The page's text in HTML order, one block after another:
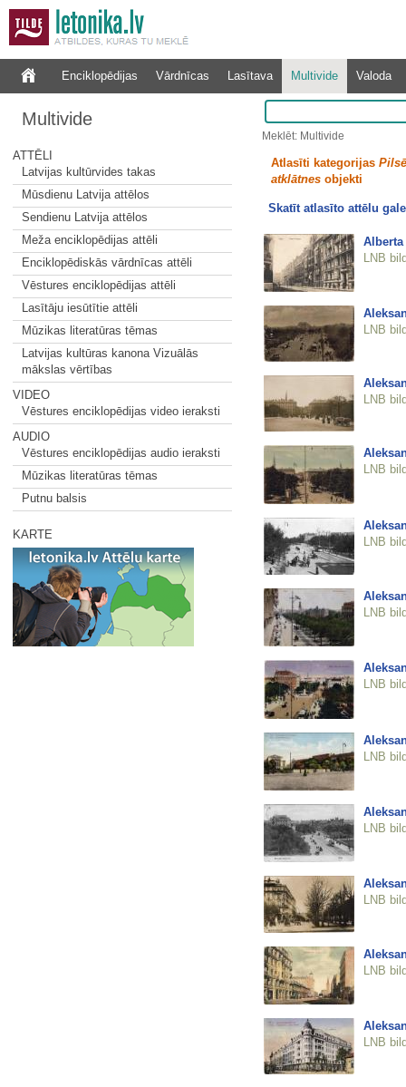
Enciklopēdijas Vārdnīcas Lasītava Multivide Valoda
Multivide
ATTĒLI
Latvijas kultūrvides takas
Mūsdienu Latvija attēlos
Sendienu Latvija attēlos
Meža enciklopēdijas attēli
Enciklopēdiskās vārdnīcas attēli
Vēstures enciklopēdijas attēli
Lasītāju iesūtītie attēli
Mūzikas literatūras tēmas
Latvijas kultūras kanona Vizuālās
mākslas vērtības
VIDEO
Vēstures enciklopēdijas video ieraksti
AUDIO
Vēstures enciklopēdijas audio ieraksti
Mūzikas literatūras tēmas
Putnu balsis
KARTE
Meklēt: Multivide
Atlasīti kategorijas
atklātnesobjekti
Skatīt atlasīto attēlu
Alberta
LNB
LNB
LNB
LNB
LNB
LNB
LNB
LNB
LNB
LNB
LNB
LNB